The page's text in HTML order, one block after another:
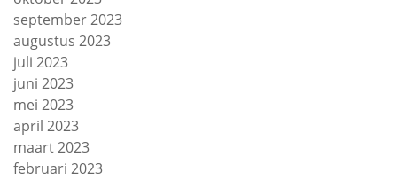
september 2023
augustus 2023
juli 2023
juni 2023
mei 2023
april 2023
maart 2023
februari 2023